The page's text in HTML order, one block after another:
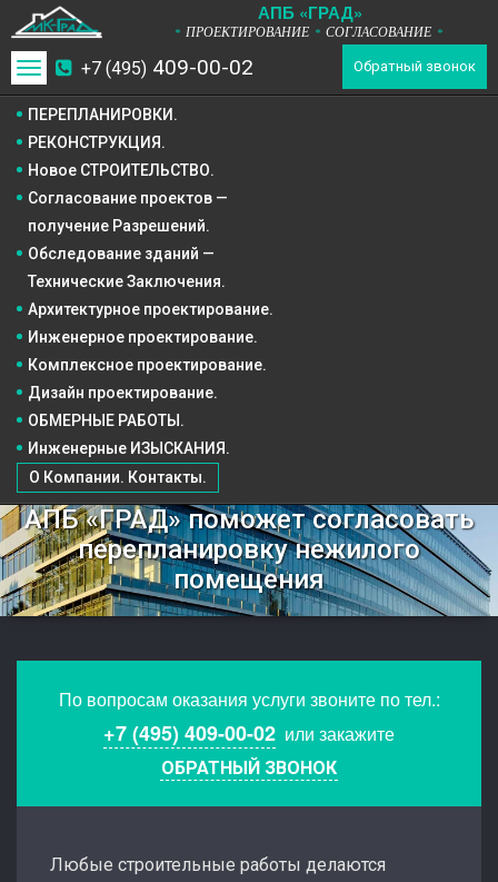
АПБ «ГРАД»
* ПРОЕКТИРОВАНИЕ * СОГЛАСОВАНИЕ *
+7 (495) 409-00-02 Обратный звонок
Toggle
navigation
ПЕРЕПЛАНИРОВКИ.
РЕКОНСТРУКЦИЯ.
Новое СТРОИТЕЛЬСТВО.
ОБМЕРНЫЕ РАБОТЫ.
Инженерные ИЗЫСКАНИЯ.
О Компании. Контакты.
Согласование проектов —
получение Разрешений.
Обследование зданий —
Технические Заключения.
Архитектурное проектирование.
Инженерное проектирование.
Комплексное проектирование.
Дизайн проектирование.
АПБ «ГРАД» поможет согласовать
перепланировку нежилого
помещения
По вопросам оказания услуги звоните по тел.:
+7 (495) 409-00-02 или закажите
ОБРАТНЫЙ ЗВОНОК
Любые строительные работы делаются